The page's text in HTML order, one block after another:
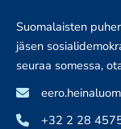
Suomalaisten
jäsen
seuraa somessa,
+32 2 28